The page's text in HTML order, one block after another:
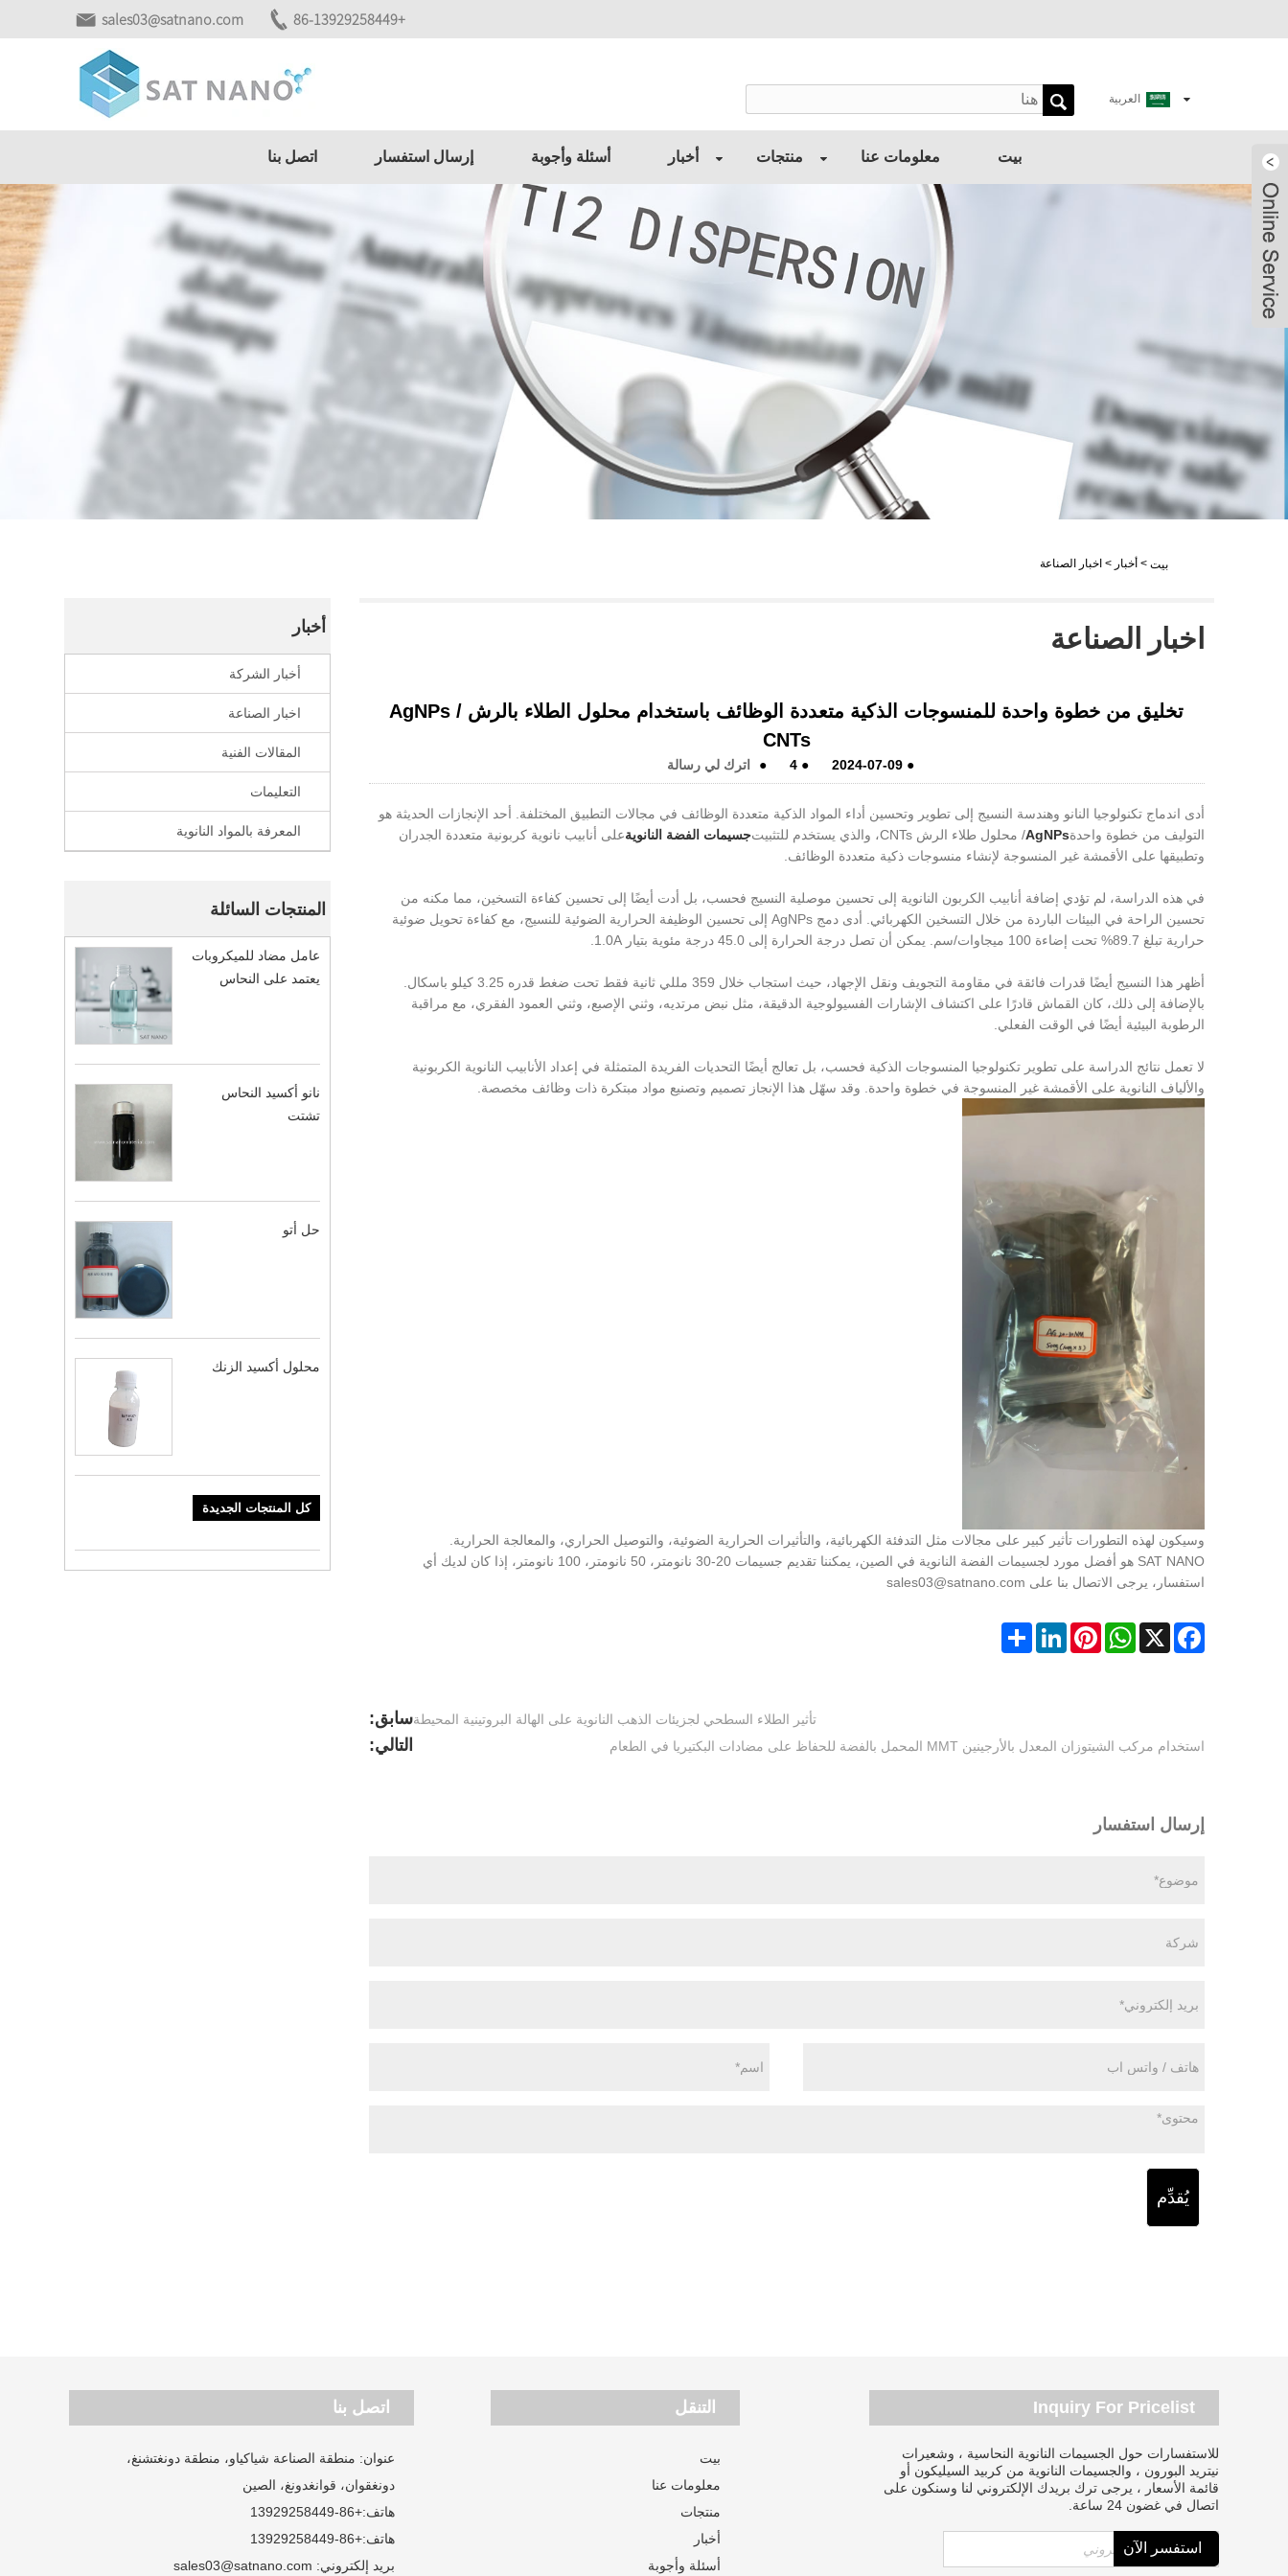
+86-13929258449
sales03@satnano.com
العربية
بيت معلومات عنا منتجات أخبار أسئلة وأجوبة إرسال استفسار اتصل بنا
بيت > أخبار > اخبار الصناعة
أخبار
أخبار الشركة
اخبار الصناعة
المقالات الفنية
التعليمات
المعرفة بالمواد النانوية
المنتجات السائلة
عامل مضاد للميكروبات
يعتمد على النحاس
نانو أكسيد النحاس
تشتت
حل أتو
محلول أكسيد الزنك
كل المنتجات الجديدة
اخبار الصناعة
تخليق من خطوة واحدة للمنسوجات الذكية متعددة الوظائف باستخدام محلول الطلاء بالرش AgNPs /
CNTs
●
2024-07-09
●
4
● اترك لي رسالة
أدى اندماج تكنولوجيا النانو وهندسة النسيج إلى تطوير وتحسين أداء المواد الذكية متعددة الوظائف في مجالات التطبيق المختلفة. أحد الإنجازات الحديثة هو
التوليف من خطوة واحدةAgNPs/ محلول طلاء الرش CNTs، والذي يستخدم للتثبيت جسيمات الفضة النانويةعلى أنابيب نانوية كربونية متعددة الجدران
وتطبيقها على الأقمشة غير المنسوجة لإنشاء منسوجات ذكية متعددة الوظائف.
في هذه الدراسة، لم تؤدي إضافة أنابيب الكربون النانوية إلى تحسين موصلية النسيج فحسب، بل أدت أيضًا إلى تحسين كفاءة التسخين، مما مكنه من
تحسين الراحة في البيئات الباردة من خلال التسخين الكهربائي. أدى دمج AgNPs إلى تحسين الوظيفة الحرارية الضوئية للنسيج، مع كفاءة تحويل ضوئية
حرارية تبلغ 89.7% تحت إضاءة 100 ميجاوات/سم. يمكن أن تصل درجة الحرارة إلى 45.0 درجة مئوية بتيار 1.0A.
أظهر هذا النسيج أيضًا قدرات فائقة في مقاومة التجويف ونقل الإجهاد، حيث استجاب خلال 359 مللي ثانية فقط تحت ضغط قدره 3.25 كيلو باسكال.
بالإضافة إلى ذلك، كان القماش قادرًا على اكتشاف الإشارات الفسيولوجية الدقيقة، مثل نبض مرتديه، وثني الإصبع، وثني العمود الفقري، مع مراقبة
الرطوبة البيئية أيضًا في الوقت الفعلي.
لا تعمل نتائج الدراسة على تطوير تكنولوجيا المنسوجات الذكية فحسب، بل تعالج أيضًا التحديات الفريدة المتمثلة في إعداد الأنابيب النانوية الكربونية
والألياف النانوية على الأقمشة غير المنسوجة في خطوة واحدة. وقد سهّل هذا الإنجاز تصميم وتصنيع مواد مبتكرة ذات وظائف مخصصة.
وسيكون لهذه التطورات تأثير كبير على مجالات مثل التدفئة الكهربائية، والتأثيرات الحرارية الضوئية، والتوصيل الحراري، والمعالجة الحرارية.
SAT NANO هو أفضل مورد لجسيمات الفضة النانوية في الصين، يمكننا تقديم جسيمات 20-30 نانومتر، 50 نانومتر، 100 نانومتر، إذا كان لديك أي
استفسار، يرجى الاتصال بنا على sales03@satnano.com
Facebook
X
WhatsApp
Pinterest
LinkedIn
Share
سابق:تأثير الطلاء السطحي لجزيئات الذهب النانوية على الهالة البروتينية المحيطة
التالي: استخدام مركب الشيتوزان المعدل بالأرجينين MMT المحمل بالفضة للحفاظ على مضادات البكتيريا في الطعام
إرسال استفسار
يُقدِّم
اتصل بنا
عنوان: منطقة الصناعة شياكياو، منطقة دونغتشنغ،
دونغقوان، قوانغدونغ، الصين
هاتف:+86-13929258449
هاتف:+86-13929258449
بريد إلكتروني: sales03@satnano.com
التنقل
بيت
معلومات عنا
منتجات
أخبار
أسئلة وأجوبة
Inquiry For Pricelist
للاستفسارات حول الجسيمات النانوية النحاسية ، وشعيرات
نيتريد البورون ، والجسيمات النانوية من كربيد السيليكون أو
قائمة الأسعار ، يرجى ترك بريدك الإلكتروني لنا وسنكون على
اتصال في غضون 24 ساعة.
LiveChat